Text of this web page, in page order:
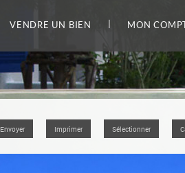
VENDRE UN BIEN MON
Envoyer Imprimer Sélectionner